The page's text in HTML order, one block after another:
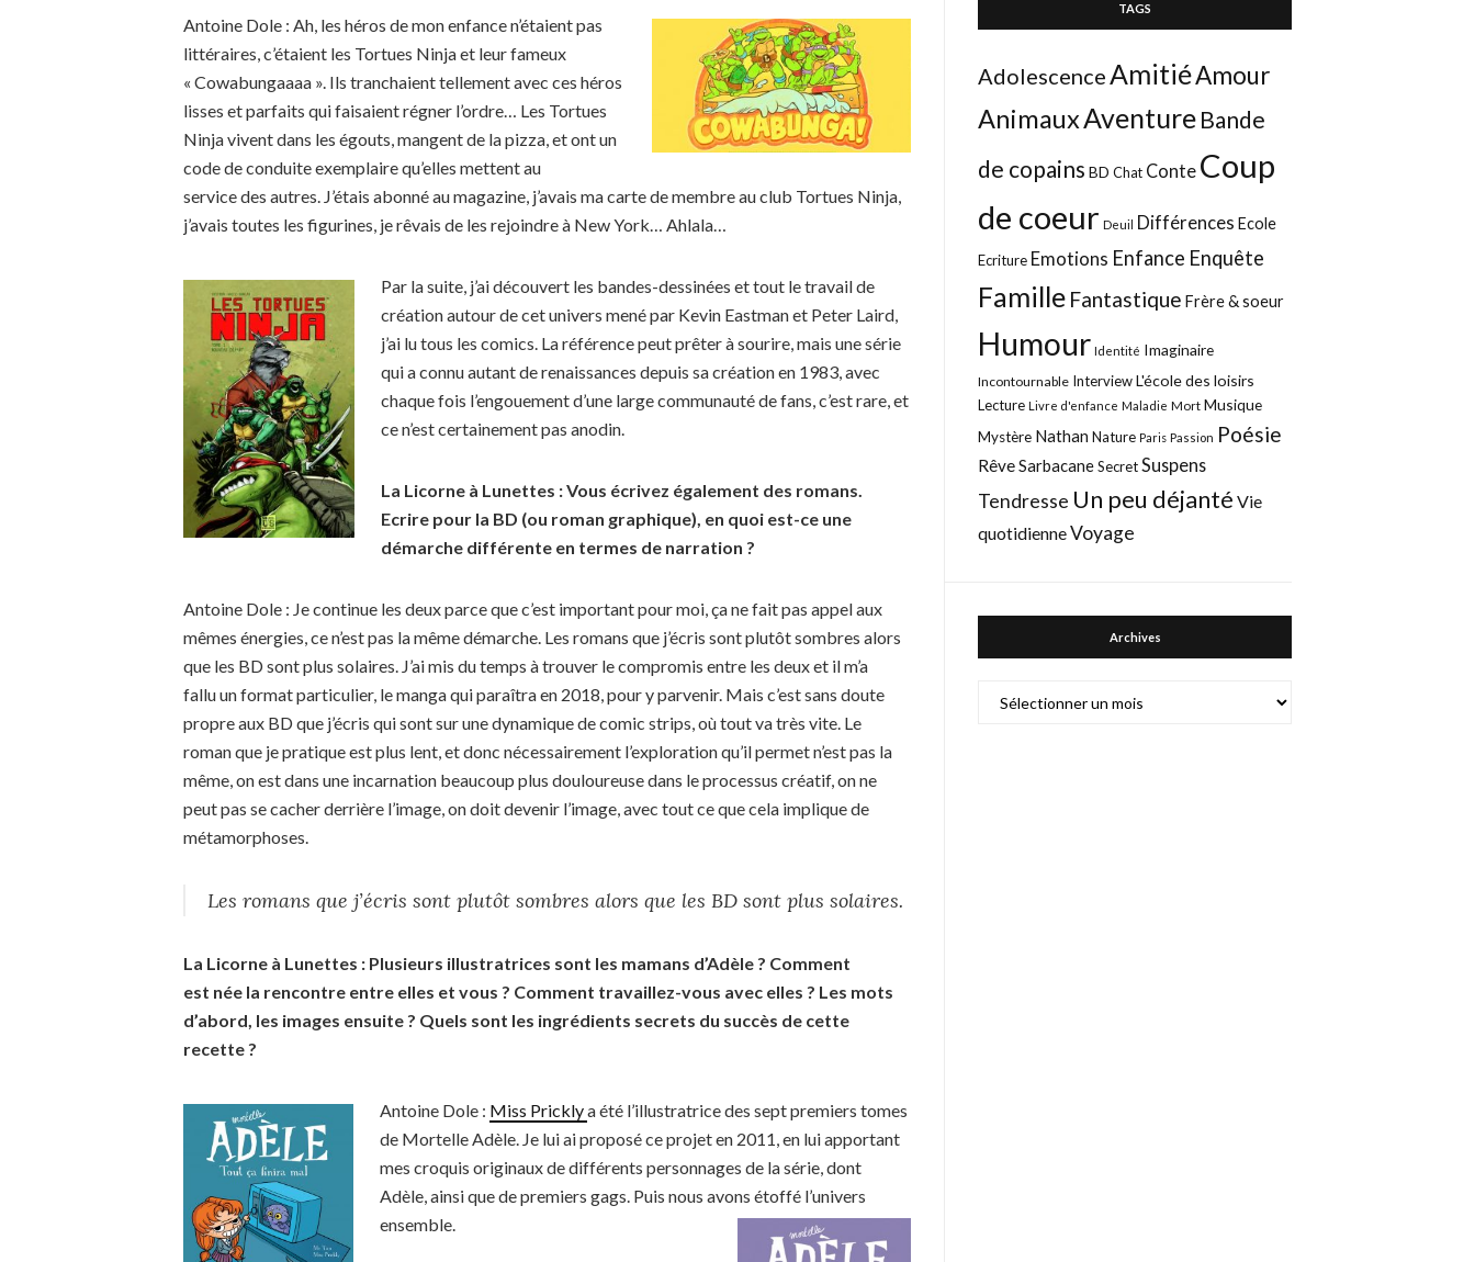
Antoine Dole : Ah, les héros de mon enfance n’étaient pas
littéraires, c’étaient les Tortues Ninja et leur fameux
« Cowabungaaaa ». Ils tranchaient tellement avec ces héros
lisses et parfaits qui faisaient régner l’ordre… Les Tortues
Ninja vivent dans les égouts, mangent de la pizza, et ont un
code de conduite exemplaire qu’elles mettent au
service des autres. J’étais abonné au magazine, j’avais ma carte de membre au club Tortues Ninja,
j’avais toutes les figurines, je rêvais de les rejoindre à New York… Ahlala…
Par la suite, j’ai découvert les bandes-dessinées et tout le travail de
création autour de cet univers mené par Kevin Eastman et Peter Laird,
j’ai lu tous les comics. La référence peut prêter à sourire, mais une série
qui a connu autant de renaissances depuis sa création en 1983, avec
chaque fois l’engouement d’une large communauté de fans, c’est rare, et
ce n’est certainement pas anodin.
La Licorne à Lunettes : Vous écrivez également des romans.
Ecrire pour la BD (ou roman graphique), en quoi est-ce une
démarche différente en termes de narration ?
Antoine Dole : Je continue les deux parce que c’est important pour moi, ça ne fait pas appel aux
mêmes énergies, ce n’est pas la même démarche. Les romans que j’écris sont plutôt sombres alors
que les BD sont plus solaires. J’ai mis du temps à trouver le compromis entre les deux et il m’a
fallu un format particulier, le manga qui paraîtra en 2018, pour y parvenir. Mais c’est sans doute
propre aux BD que j’écris qui sont sur une dynamique de comic strips, où tout va très vite. Le
roman que je pratique est plus lent, et donc nécessairement l’exploration qu’il permet n’est pas la
même, on est dans une incarnation beaucoup plus douloureuse dans le processus créatif, on ne
peut pas se cacher derrière l’image, on doit devenir l’image, avec tout ce que cela implique de
métamorphoses.
Les romans que j’écris sont plutôt sombres alors que les BD sont plus solaires.
La Licorne à Lunettes : Plusieurs illustratrices sont les mamans d’Adèle ? Comment
est née la rencontre entre elles et vous ? Comment travaillez-vous avec elles ? Les mots
d’abord, les images ensuite ? Quels sont les ingrédients secrets du succès de cette
recette ?
Antoine Dole : Miss Pricklya été l’illustratrice des sept premiers tomes
de Mortelle Adèle. Je lui ai proposé ce projet en 2011, en lui apportant
mes croquis originaux de différents personnages de la série, dont
Adèle, ainsi que de premiers gags. Puis nous avons étoffé l’univers
ensemble.
TAGS
AdolescenceAmitiéAmour
AnimauxAventure Bande
de copains BD Chat Conte Coup
de coeur Deuil Différences Ecole
Ecriture Emotions Enfance Enquête
Famille Fantastique Frère & soeur
Humour Identité Imaginaire
Incontournable Interview L'école des loisirs
Lecture Livre d'enfance Maladie Mort Musique
Mystère Nathan Nature Paris Passion Poésie
RêveSarbacane Secret Suspens
Tendresse Un peu déjanté Vie
quotidienneVoyage
Archives